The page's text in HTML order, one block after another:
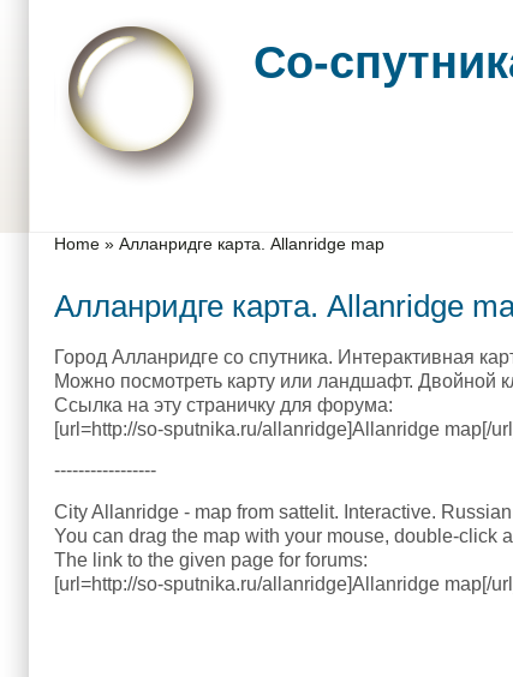
Со-
You are here
Home » Алланридге карта. Allanridge map
Алланридге карта. Allanridge
Город Алланридге со спутника. Интерактивная
Можно посмотреть карту или ландшафт. Двойной
Ссылка на эту страничку для форума:
[url=http://so-sputnika.ru/allanridge]Allanridge map[/
-----------------
City Allanridge - map from sattelit. Interactive.
You can drag the map with your mouse, double-click
The link to the given page for forums:
[url=http://so-sputnika.ru/allanridge]Allanridge map[/